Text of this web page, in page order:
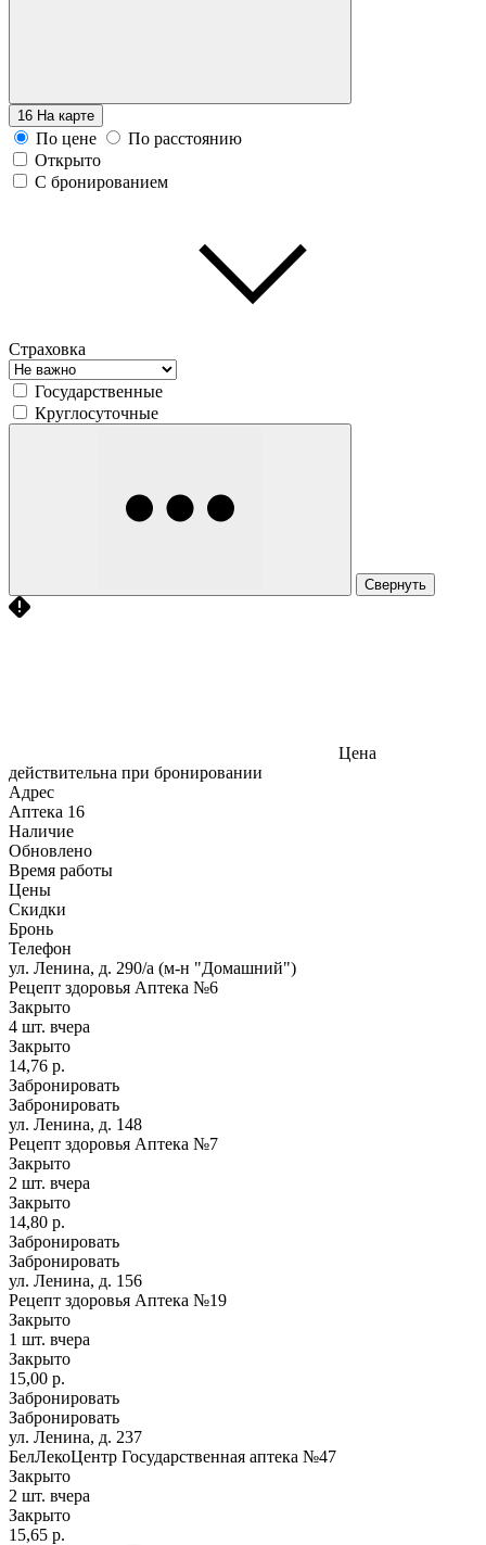
16 На карте
По цене
По расстоянию
Открыто
С бронированием
Страховка
Государственные
Круглосуточные
Свернуть
Цена
действительна при бронировании
Адрес
Аптека 16
Наличие
Обновлено
Время работы
Цены
Скидки
Бронь
Телефон
ул. Ленина, д. 290/а (м-н "Домашний")
Рецепт здоровья Аптека №6
Закрыто
4 шт. вчера
Закрыто
14,76 р.
Забронировать
Забронировать
ул. Ленина, д. 148
Рецепт здоровья Аптека №7
Закрыто
2 шт. вчера
Закрыто
14,80 р.
Забронировать
Забронировать
ул. Ленина, д. 156
Рецепт здоровья Аптека №19
Закрыто
1 шт. вчера
Закрыто
15,00 р.
Забронировать
Забронировать
ул. Ленина, д. 237
БелЛекоЦентр Государственная аптека №47
Закрыто
2 шт. вчера
Закрыто
15,65 р.